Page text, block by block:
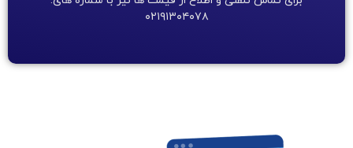
۰۲۱۹۱۳۰۴۰۷۸